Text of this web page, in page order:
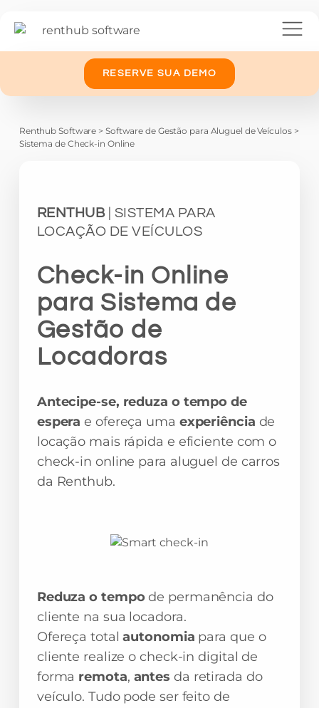
RESERVE SUA DEMO
Renthub Software > Software de Gestão para Aluguel de Veículos>
Sistema de Check-in Online
RENTHUB| SISTEMA PARA
LOCAÇÃO DE VEÍCULOS
Check-in Online
para Sistema de
Gestão de
Locadoras
Antecipe-se, reduza o tempo de
espera e ofereça uma experiência de
locação mais rápida e eficiente com o
check-in online para aluguel de carros
da Renthub.
Reduza o tempode permanência do
cliente na sua locadora.
Ofereça totalautonomia para que o
cliente realize o check-in digital de
forma remota, antes da retirada do
veículo. Tudo pode ser feito de